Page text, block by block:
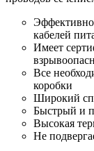
кабелей
Имеет
Все
коробки
Широкий
Быстрый и
Высокая
Не